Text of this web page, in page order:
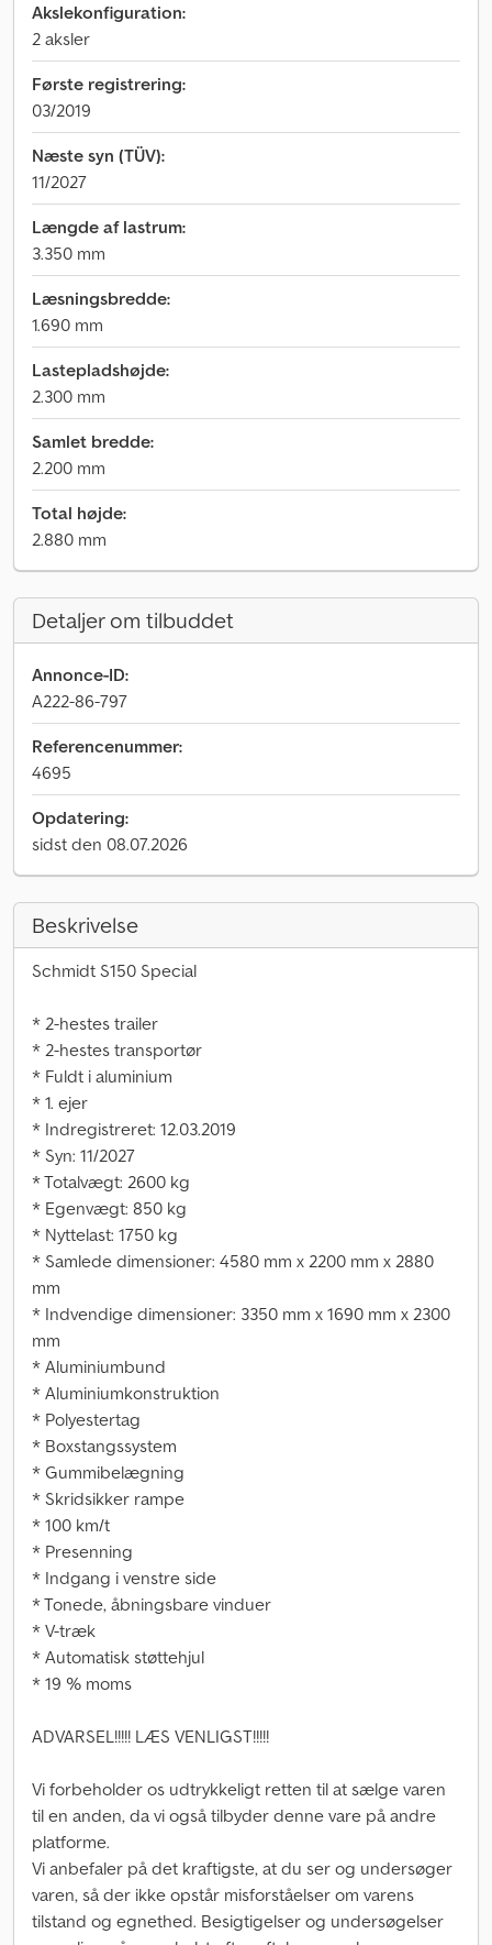
Akslekonfiguration:
2 aksler
Første registrering:
03/2019
Næste syn (TÜV):
11/2027
Længde af lastrum:
3.350 mm
Læsningsbredde:
1.690 mm
Lastepladshøjde:
2.300 mm
Samlet bredde:
2.200 mm
Total højde:
2.880 mm
Detaljer om tilbuddet
Annonce-ID:
A222-86-797
Referencenummer:
4695
Opdatering:
sidst den 08.07.2026
Beskrivelse
Schmidt S150 Special
* 2-hestes trailer
* 2-hestes transportør
* Fuldt i aluminium
* 1. ejer
* Indregistreret: 12.03.2019
* Syn: 11/2027
* Totalvægt: 2600 kg
* Egenvægt: 850 kg
* Nyttelast: 1750 kg
* Samlede dimensioner: 4580 mm x 2200 mm x 2880
mm
* Indvendige dimensioner: 3350 mm x 1690 mm x 2300
mm
* Aluminiumbund
* Aluminiumkonstruktion
* Polyestertag
* Boxstangssystem
* Gummibelægning
* Skridsikker rampe
* 100 km/t
* Presenning
* Indgang i venstre side
* Tonede, åbningsbare vinduer
* V-træk
* Automatisk støttehjul
* 19 % moms
ADVARSEL!!!!! LÆS VENLIGST!!!!!
Vi forbeholder os udtrykkeligt retten til at sælge varen
til en anden, da vi også tilbyder denne vare på andre
platforme.
Vi anbefaler på det kraftigste, at du ser og undersøger
varen, så der ikke opstår misforståelser om varens
tilstand og egnethed. Besigtigelser og undersøgelser